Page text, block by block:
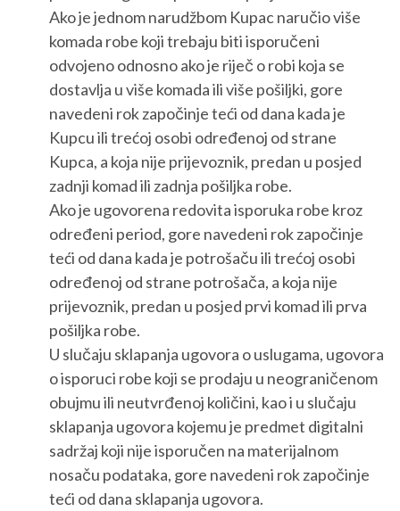
Ako je jednom narudžbom Kupac naručio više
komada robe koji trebaju biti isporučeni
odvojeno odnosno ako je riječ o robi koja se
dostavlja u više komada ili više pošiljki, gore
navedeni rok započinje teći od dana kada je
Kupcu ili trećoj osobi određenoj od strane
Kupca, a koja nije prijevoznik, predan u posjed
zadnji komad ili zadnja pošiljka robe.
Ako je ugovorena redovita isporuka robe kroz
određeni period, gore navedeni rok započinje
teći od dana kada je potrošaču ili trećoj osobi
određenoj od strane potrošača, a koja nije
prijevoznik, predan u posjed prvi komad ili prva
pošiljka robe.
U slučaju sklapanja ugovora o uslugama, ugovora
o isporuci robe koji se prodaju u neograničenom
obujmu ili neutvrđenoj količini, kao i u slučaju
sklapanja ugovora kojemu je predmet digitalni
sadržaj koji nije isporučen na materijalnom
nosaču podataka, gore navedeni rok započinje
teći od dana sklapanja ugovora.